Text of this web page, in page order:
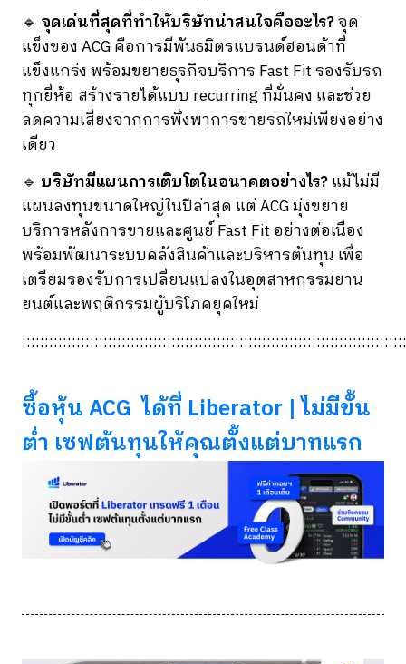
🔹 จุดเด่นที่สุดที่ทำให้บริษัทน่าสนใจคืออะไร?จุด
แข็งของ ACG คือการมีพันธมิตรแบรนด์ฮอนด้าที่
แข็งแกร่ง พร้อมขยายธุรกิจบริการ Fast Fit รองรับรถ
ทุกยี่ห้อ สร้างรายได้แบบ recurring ที่มั่นคง และช่วย
ลดความเสี่ยงจากการพึ่งพาการขายรถใหม่เพียงอย่าง
เดียว
🔹 บริษัทมีแผนการเติบโตในอนาคตอย่างไร?แม้ไม่มี
แผนลงทุนขนาดใหญ่ในปีล่าสุด แต่ ACG มุ่งขยาย
บริการหลังการขายและศูนย์ Fast Fit อย่างต่อเนื่อง
พร้อมพัฒนาระบบคลังสินค้าและบริหารต้นทุน เพื่อ
เตรียมรองรับการเปลี่ยนแปลงในอุตสาหกรรมยาน
ยนต์และพฤติกรรมผู้บริโภคยุคใหม่
ซื้อหุ้น ACG ได้ที่ Liberator | ไม่มีขั้น
ต่ำ เซฟต้นทุนให้คุณตั้งแต่บาทแรก